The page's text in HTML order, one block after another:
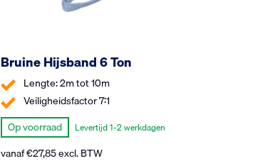
Bruine Hijsband 6 Ton
Lengte: 2m tot 10m
Veiligheidsfactor 7:1
Op voorraad
Levertijd 1-2 werkdagen
vanaf€27,85excl. BTW